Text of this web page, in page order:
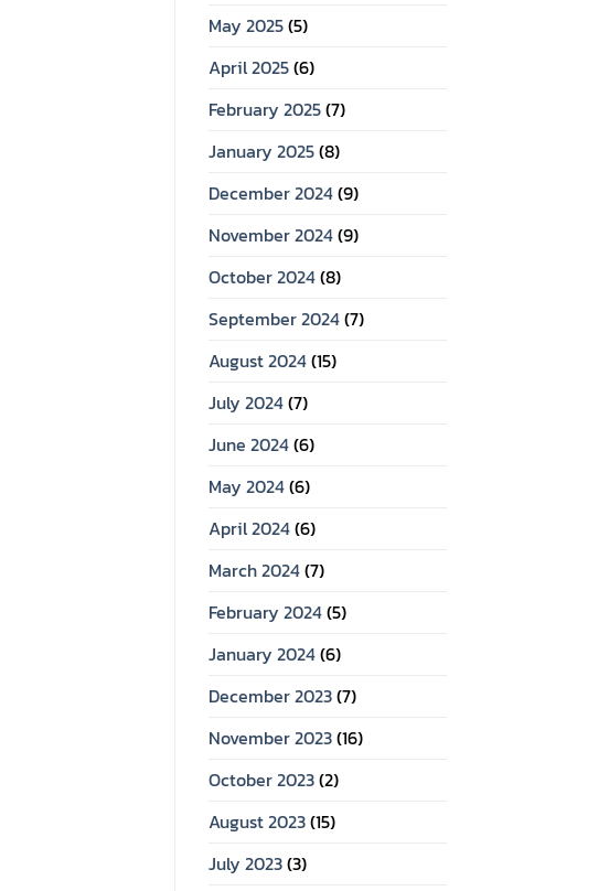
May 2025(5)
April 2025(6)
February 2025(7)
January 2025(8)
December 2024(9)
November 2024(9)
October 2024(8)
September 2024(7)
August 2024(15)
July 2024(7)
June 2024(6)
May 2024(6)
April 2024(6)
March 2024(7)
February 2024(5)
January 2024(6)
December 2023(7)
November 2023(16)
October 2023(2)
August 2023(15)
July 2023(3)